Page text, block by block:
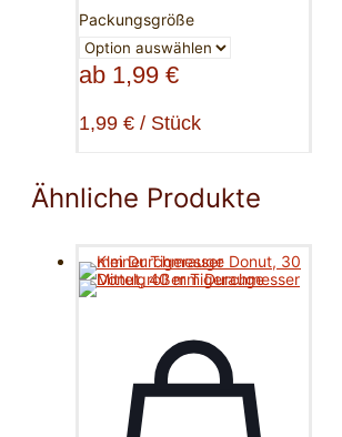
Packungsgröße
ab 1,99 €
1,99 € / Stück
Ähnliche Produkte